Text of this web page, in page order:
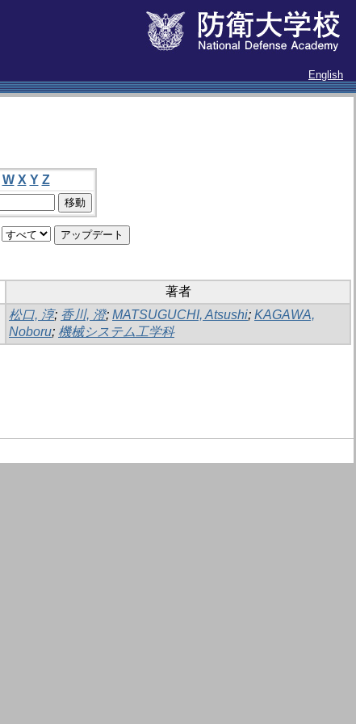
English
W X Y Z
著者
松口, 淳; 香川, 澄; MATSUGUCHI, Atsushi; KAGAWA,
Noboru; 機械システム工学科